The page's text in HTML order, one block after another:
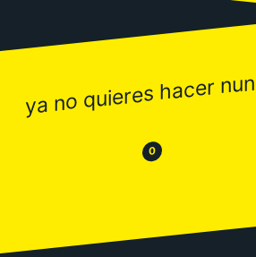
ya no quieres hacer
😒 0 😂